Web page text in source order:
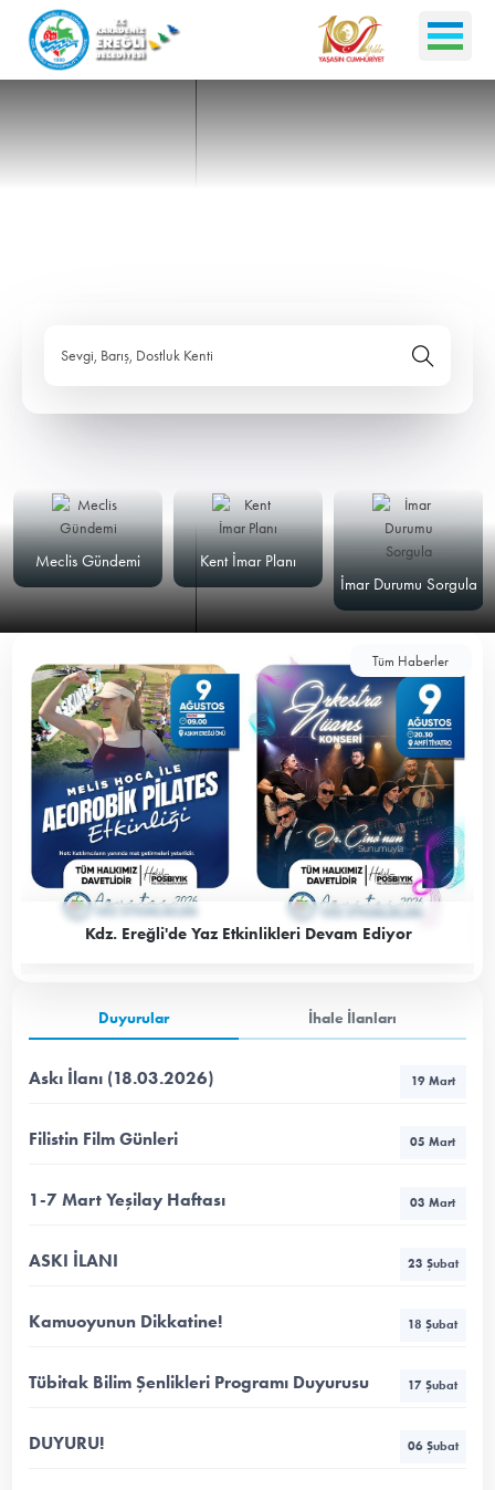
Sevgi, Barış, Dostluk Kenti
Meclis Gündemi
Kent İmar Planı
İmar Durumu Sorgula
Tüm Haberler
Kdz. Ereğli'de Yaz Etkinlikleri Devam Ediyor
Duyurular İhale İlanları
Askı İlanı (18.03.2026) 19 Mart
Filistin Film Günleri 05 Mart
1-7 Mart Yeşilay Haftası 03 Mart
ASKI İLANI 23 Şubat
Kamuoyunun Dikkatine! 18 Şubat
Tübitak Bilim Şenlikleri Programı Duyurusu 17 Şubat
DUYURU! 06 Şubat